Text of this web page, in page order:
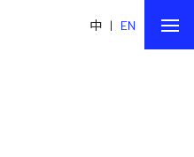
中 | EN